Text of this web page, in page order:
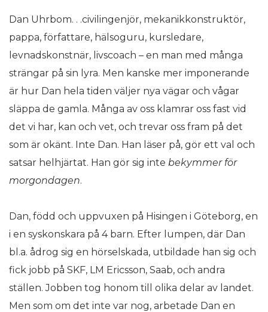
Dan Uhrbom. . .civilingenjör, mekanikkonstruktör,
pappa, författare, hälsoguru, kursledare,
levnadskonstnär, livscoach – en man med många
strängar på sin lyra. Men kanske mer imponerande
är hur Dan hela tiden väljer nya vägar och vågar
släppa de gamla. Många av oss klamrar oss fast vid
det vi har, kan och vet, och trevar oss fram på det
som är okänt. Inte Dan. Han läser på, gör ett val och
satsar helhjärtat. Han gör sig inte bekymmer för
morgondagen.
Dan, född och uppvuxen på Hisingen i Göteborg, en
i en syskonskara på 4 barn. Efter lumpen, där Dan
bl.a. ådrog sig en hörselskada, utbildade han sig och
fick jobb på SKF, LM Ericsson, Saab, och andra
ställen. Jobben tog honom till olika delar av landet.
Men som om det inte var nog, arbetade Dan en